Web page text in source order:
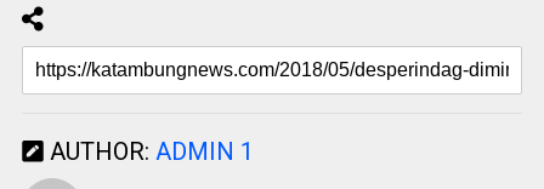
AUTHOR: ADMIN 1